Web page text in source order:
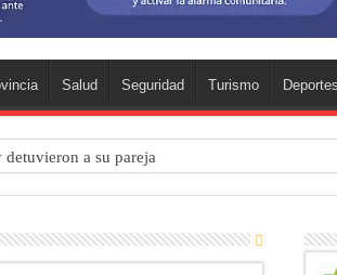
Salud Seguridad Turismo
a su pareja
semana
en el centro del deporte
impulsaron la actividad con miles de